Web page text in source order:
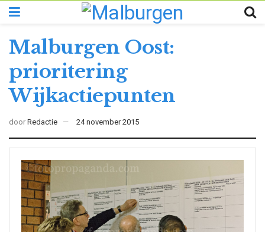
Malburgen Oost:
prioritering
Wijkactiepunten
door Redactie 24 november 2015